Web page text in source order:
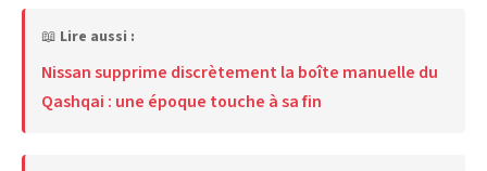
📖 Lire aussi :
Nissan supprime discrètement la boîte manuelle du
Qashqai : une époque touche à sa fin